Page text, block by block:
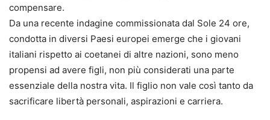
compensare.
Da una recente indagine commissionata dal Sole 24 ore,
condotta in diversi Paesi europei emerge che i giovani
italiani rispetto ai coetanei di altre nazioni, sono meno
propensi ad avere figli, non più considerati una parte
essenziale della nostra vita. Il figlio non vale così tanto da
sacrificare libertà personali, aspirazioni e carriera.